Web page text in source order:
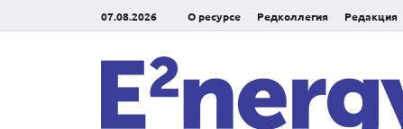
07.08.2026 О ресурсе Редколлегия Редакция